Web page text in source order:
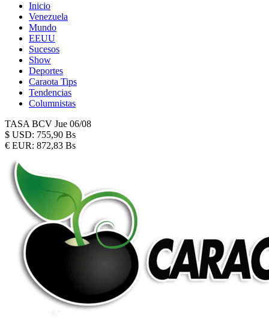
Inicio
Venezuela
Mundo
EEUU
Sucesos
Show
Deportes
Caraota Tips
Tendencias
Columnistas
TASA BCV Jue 06/08
$ USD: 755,90 Bs
€ EUR: 872,83 Bs